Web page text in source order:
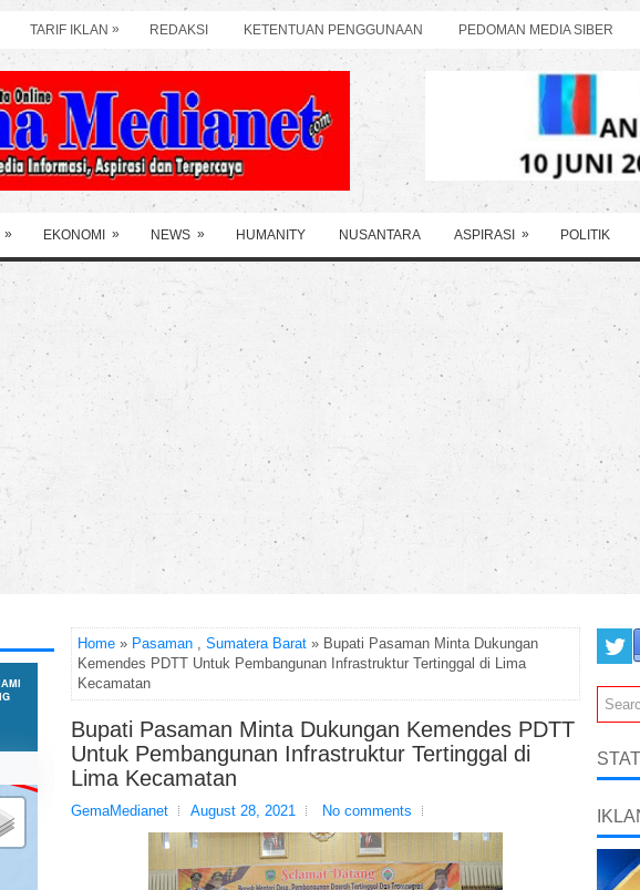
TARIF IKLAN » REDAKSI KETENTUAN PENGGUNAAN PEDOMAN MEDIA SIBER
» EKONOMI » NEWS » HUMANITY NUSANTARA ASPIRASI » POLITIK
Home » Pasaman , Sumatera Barat » Bupati Pasaman Minta Dukungan
Kemendes PDTT Untuk Pembangunan Infrastruktur Tertinggal di Lima
Kecamatan
Bupati Pasaman Minta Dukungan Kemendes PDTT
Untuk Pembangunan Infrastruktur Tertinggal di
Lima Kecamatan
GemaMedianet August 28, 2021 No comments